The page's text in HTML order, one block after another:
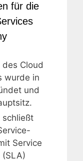
für die
Cloud
wurde in
und
schließt
Service
(SLA)